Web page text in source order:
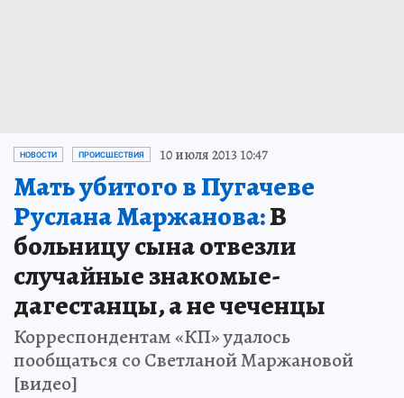
НОВОСТИ ПРОИСШЕСТВИЯ 10 июля 2013 10:47
Мать убитого в Пугачеве
Руслана Маржанова:В
больницу сына отвезли
случайные знакомые-
дагестанцы, а не чеченцы
Корреспондентам «КП» удалось
пообщаться со Светланой Маржановой
[видео]